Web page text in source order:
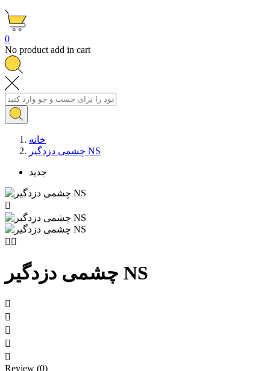
0
No product add in cart
خانه
چشمی دزدگیر NS
جدید

 
چشمی دزدگیر NS





Review (0)